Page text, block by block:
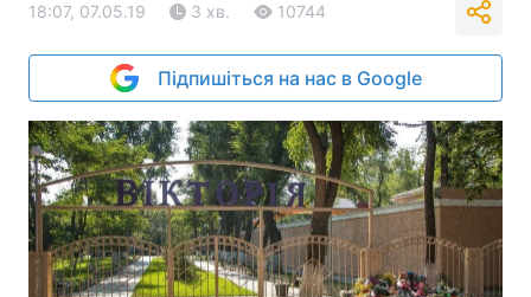
18:07, 07.05.19 3 хв. 10744
Підпишіться на нас в Google